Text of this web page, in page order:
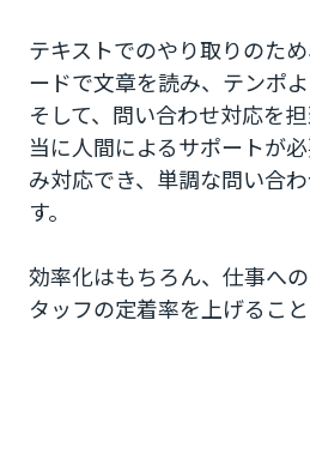
テキストでのやり取りのた
ードで文章を読み、テンポよ
そして、問い合わせ対応を
当に人間によるサポートが
み対応でき、単調な問い合
す。
効率化はもちろん、仕事へ
タッフの定着率を上げること